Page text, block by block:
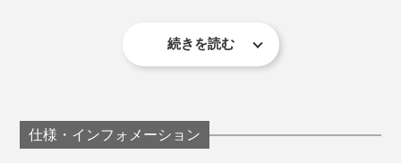
な蒸気となって体に伝わり、心までほどけるような温も
りに包まれます。
慌てて首や腕を回してストレッチするも、なんだかずっ
そんな時、この“さくらんぼ温浴”が心と体に沁みるので
す。
続きを読む
仕様・インフォメーション